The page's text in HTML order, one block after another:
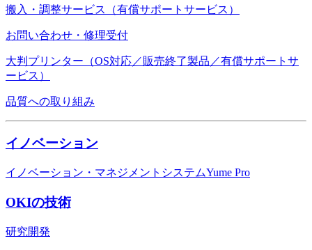
搬入・調整サービス（有償サポートサービス）
お問い合わせ・修理受付
大判プリンター（OS対応／販売終了製品／有償サポートサ
ービス）
品質への取り組み
イノベーション
イノベーション・マネジメントシステムYume Pro
OKIの技術
研究開発